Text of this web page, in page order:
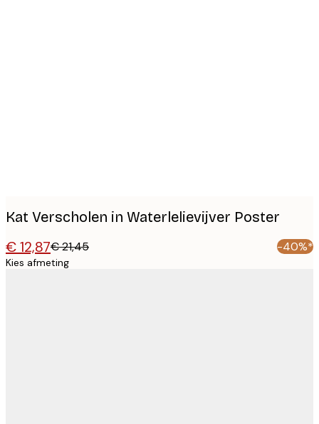
Kat Verscholen in Waterlelievijver Poster
€ 12,87€ 21,45 -40%*
Kies afmeting